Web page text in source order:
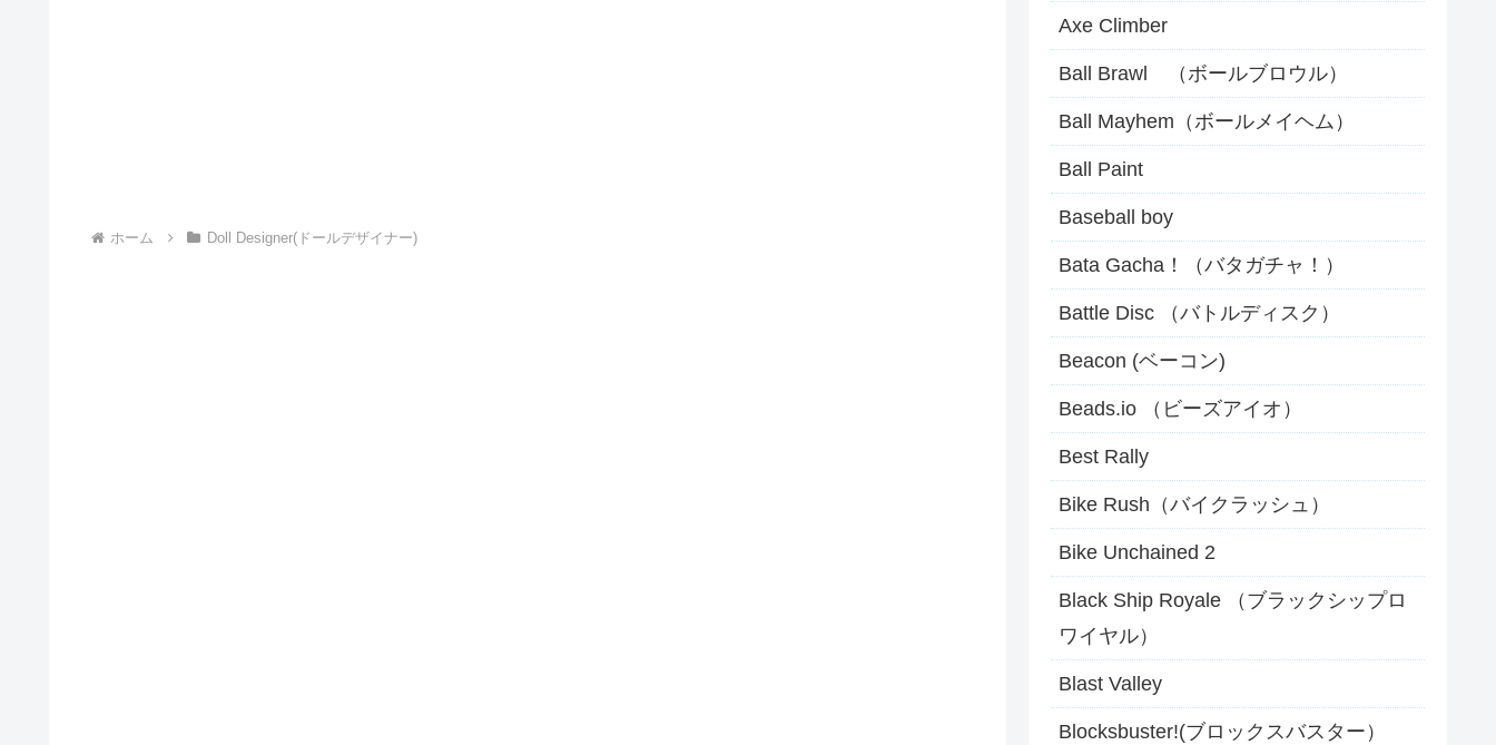
ホーム Doll Designer(ドールデザイナー)
Axe Climber
Ball Brawl （ボールブロウル）
Ball Mayhem（ボールメイヘム）
Ball Paint
Baseball boy
Bata Gacha！（バタガチャ！）
Battle Disc （バトルディスク）
Beacon (ベーコン)
Beads.io （ビーズアイオ）
Best Rally
Bike Rush（バイクラッシュ）
Bike Unchained 2
Black Ship Royale （ブラックシップロ
ワイヤル）
Blast Valley
Blocksbuster!(ブロックスバスター）